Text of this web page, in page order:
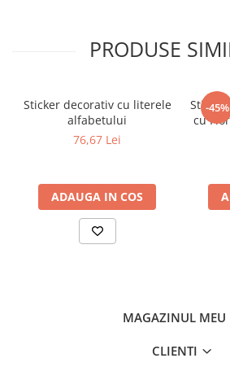
PRODUSE
Sticker decorativ cu literele
alfabetului
76,67 Lei
ADAUGA IN COS
-45%
cu
MAGAZINUL MEU
CLIENTI